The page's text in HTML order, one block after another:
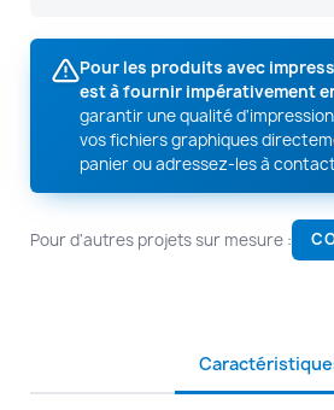
Pour les produits avec
est à fournir impérativement
garantir une qualité
vos fichiers graphiques
panier ou adressez-les à
Pour d'autres projets sur mesure :